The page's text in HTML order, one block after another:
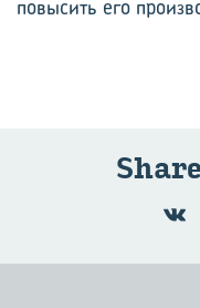
повысить его